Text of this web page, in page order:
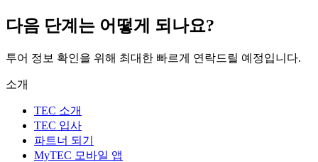
다음 단계는 어떻게 되나요?
투어 정보 확인을 위해 최대한 빠르게 연락드릴 예정입니다.
소개
TEC 소개
TEC 입사
파트너 되기
MyTEC 모바일 앱